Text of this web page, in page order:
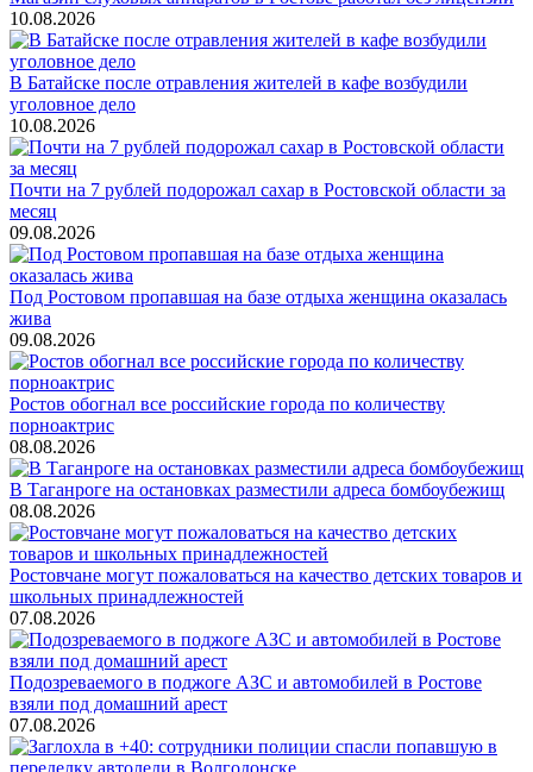
10.08.2026
В Батайске после отравления жителей в кафе возбудили
уголовное дело
10.08.2026
Почти на 7 рублей подорожал сахар в Ростовской области за
месяц
09.08.2026
Под Ростовом пропавшая на базе отдыха женщина оказалась
жива
09.08.2026
Ростов обогнал все российские города по количеству
порноактрис
08.08.2026
В Таганроге на остановках разместили адреса бомбоубежищ
08.08.2026
Ростовчане могут пожаловаться на качество детских товаров и
школьных принадлежностей
07.08.2026
Подозреваемого в поджоге АЗС и автомобилей в Ростове
взяли под домашний арест
07.08.2026